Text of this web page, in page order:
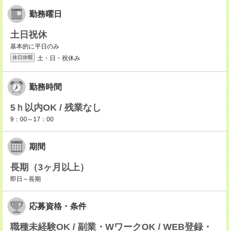
勤務曜日
土日祝休
基本的に平日のみ
休日休暇 土・日・祝休み
勤務時間
5ｈ以内OK / 残業なし
9：00～17：00
期間
長期（3ヶ月以上）
即日～長期
応募資格・条件
職種未経験OK / 副業・WワークOK / WEB登録・